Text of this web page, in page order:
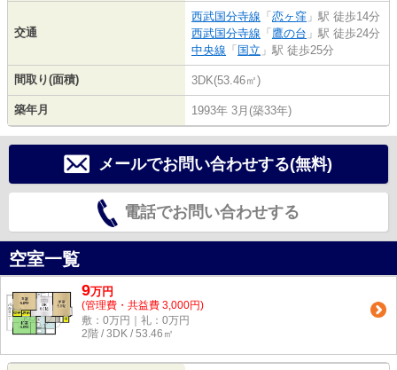
交通
西武国分寺線 「 恋ヶ窪 」駅 徒歩14分
西武国分寺線 「 鷹の台 」駅 徒歩24分
中央線 「 国立 」駅 徒歩25分
間取り(面積) 3DK(53.46㎡)
築年月 1993年 3月(築33年)
メールでお問い合わせする(無料)
電話でお問い合わせする
空室一覧
9万円
(管理費・共益費 3,000円)
敷：0万円｜礼：0万円
2階 / 3DK / 53.46㎡